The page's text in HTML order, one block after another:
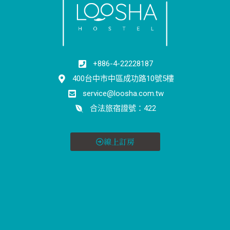
+886-4-22228187
400台中市中區成功路10號5樓
service@loosha.com.tw
合法旅宿證號：422
線上訂房